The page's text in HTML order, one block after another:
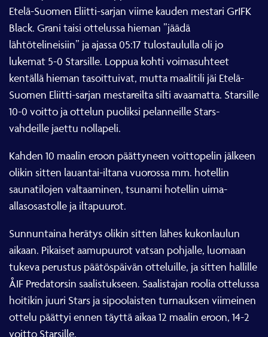
Etelä-Suomen Eliitti-sarjan viime kauden mestari GrIFK
Black. Grani taisi ottelussa hieman ”jäädä
lähtötelineisiin” ja ajassa 05:17 tulostaululla oli jo
lukemat 5-0 Starsille. Loppua kohti voimasuhteet
kentällä hieman tasoittuivat, mutta maalitili jäi Etelä-
Suomen Eliitti-sarjan mestareilta silti avaamatta. Starsille
10-0 voitto ja ottelun puoliksi pelanneille Stars-
vahdeille jaettu nollapeli.
Kahden 10 maalin eroon päättyneen voittopelin jälkeen
olikin sitten lauantai-iltana vuorossa mm. hotellin
saunatilojen valtaaminen, tsunami hotellin uima-
allasosastolle ja iltapuurot.
Sunnuntaina herätys olikin sitten lähes kukonlaulun
aikaan. Pikaiset aamupuurot vatsan pohjalle, luomaan
tukeva perustus päätöspäivän otteluille, ja sitten hallille
ÅIF Predatorsin saalistukseen. Saalistajan roolia ottelussa
hoitikin juuri Stars ja sipoolaisten turnauksen viimeinen
ottelu päättyi ennen täyttä aikaa 12 maalin eroon, 14-2
voitto Starsille.